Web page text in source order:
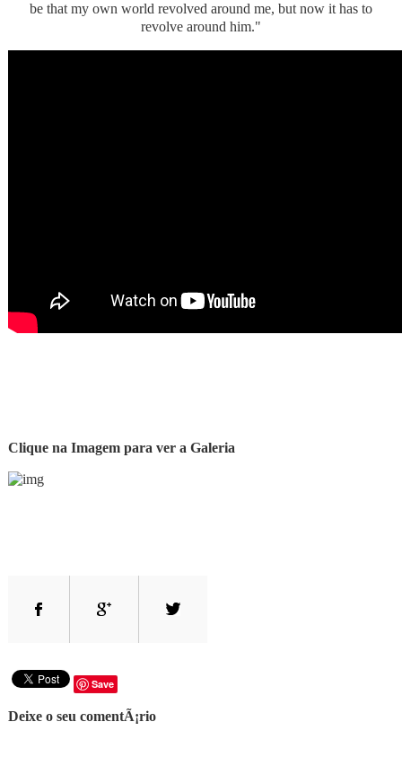
be that my own world revolved around me, but now it has to
revolve around him."
Clique na Imagem para ver a Galeria
Save
Deixe o seu comentÃ¡rio